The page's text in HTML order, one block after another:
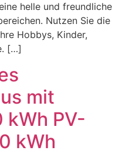
helle und freundliche
Nutzen Sie die
Hobbys, Kinder,
[…]
mit
kWh PV-
kWh